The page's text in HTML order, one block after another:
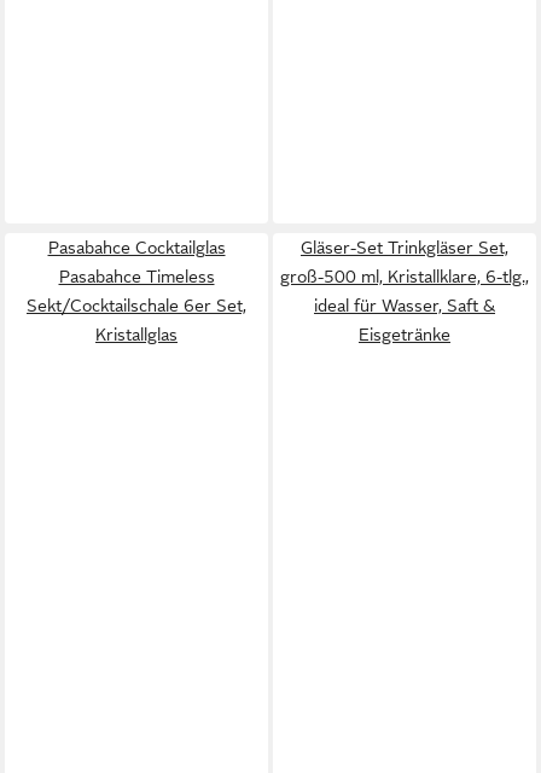
Pasabahce Cocktailglas
Pasabahce Timeless
Sekt/Cocktailschale 6er Set,
Kristallglas
Gläser-Set Trinkgläser Set,
groß-500 ml, Kristallklare, 6-tlg.,
ideal für Wasser, Saft &
Eisgetränke